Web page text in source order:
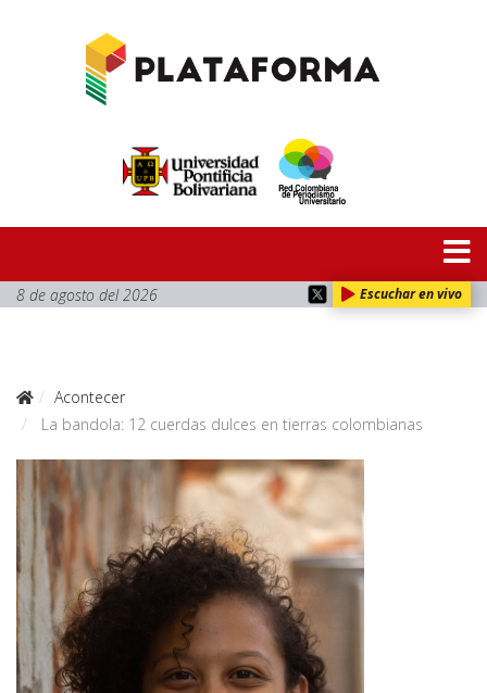
8 de agosto del 2026 Escuchar en vivo
Acontecer
La bandola: 12 cuerdas dulces en tierras colombianas